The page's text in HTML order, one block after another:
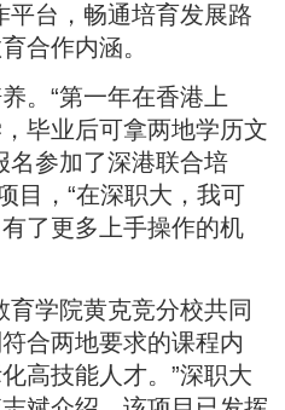
平台，畅通培育发展路
合作内涵。
“第一年在香港上
毕业后可拿两地学历文
名参加了深港联合培
目，“在深职大，我可
了更多上手操作的机
学院黄克竞分校共同
合两地要求的课程内
高技能人才。”深职大